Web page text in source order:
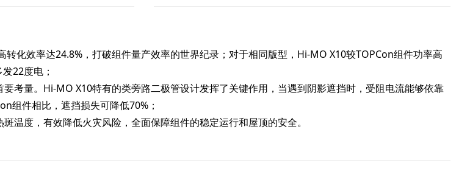
转化效率达24.8%，打破组件量产效率的世界纪录；对于相同版型，Hi-MO X10较TOPCon组件功率高
22度电；
考量。Hi-MO X10特有的类旁路二极管设计发挥了关键作用，当遇到阴影遮挡时，受阻电流能够依靠
组件相比，遮挡损失可降低70%；
温度，有效降低火灾风险，全面保障组件的稳定运行和屋顶的安全。